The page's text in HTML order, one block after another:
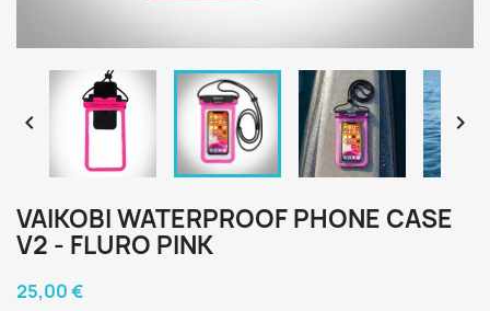
 
VAIKOBI WATERPROOF PHONE CASE
V2 - FLURO PINK
25,00 €